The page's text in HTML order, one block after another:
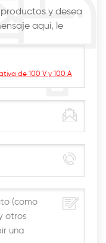
y desea
aquí, le
de 100 V y 100 A